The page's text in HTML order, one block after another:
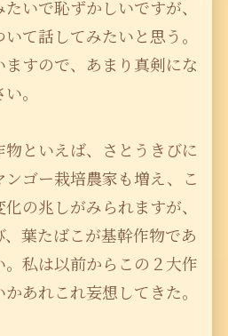
いで恥ずかしいですが、
て話してみたいと思う。
すので、あまり真剣にな
。
といえば、さとうきびに
ゴー栽培農家も増え、こ
の兆しがみられますが、
葉たばこが基幹作物であ
私は以前からこの２大作
あれこれ妄想してきた。